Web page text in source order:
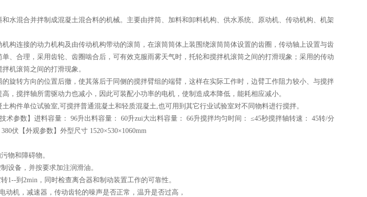
水混合并拌制成混凝土混合料的机械。主要由拌筒、加料和卸料机构、供水系统、原动机、传动机构、机架
构连接的动力机构及由传动机构带动的滚筒，在滚筒筒体上装围绕滚筒筒体设置的齿圈，传动轴上设置与齿
、合理，采用齿轮、齿圈啮合后，可有效克服雨雾天气时，托轮和搅拌机滚筒之间的打滑现象；采用的传动
机滚筒之间的打滑现象。
旋转方向的位置后撤，使其落后于同侧的搅拌臂组的端臂，这样在实际工作时，边臂工作阻力较小、与搅拌
，搅拌轴所需驱动力也减小，因此可装配小功率的电机，使制造成本降低，能耗相应减小。
构件单位试验室,可搅拌普通混凝土和轻质混凝土,也可用到其它行业试验室对不同物料进行搅拌。
技术参数】进料容量： 96升出料容量： 60升zui大出料容量： 66升搅拌均匀时间： ≤45秒搅拌轴转速： 45转/分
380伏 【外观参数】 外型尺寸 1520×530×1060mm
物和障碍物。
设备，并按要求加注润滑油。
1--到 2min ，同时检查离合器和制动装置工作的可靠性。
动机，减速器，传动齿轮的噪声是否正常，温升是否过高，